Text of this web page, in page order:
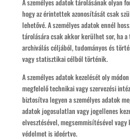
A személyes adatok tárolásának olyan
hogy az érintettek azonosítását csak
lehetővé. A személyes adatok ennél
tárolására csak akkor kerülhet sor, ha
archiválás céljából, tudományos és
vagy statisztikai célból történik.
A személyes adatok kezelését oly
megfelelő technikai vagy szervezési
biztosítva legyen a személyes adatok
adatok jogosulatlan vagy jogellenes
elvesztésével, megsemmisítésével vagy
védelmet is ideértve.